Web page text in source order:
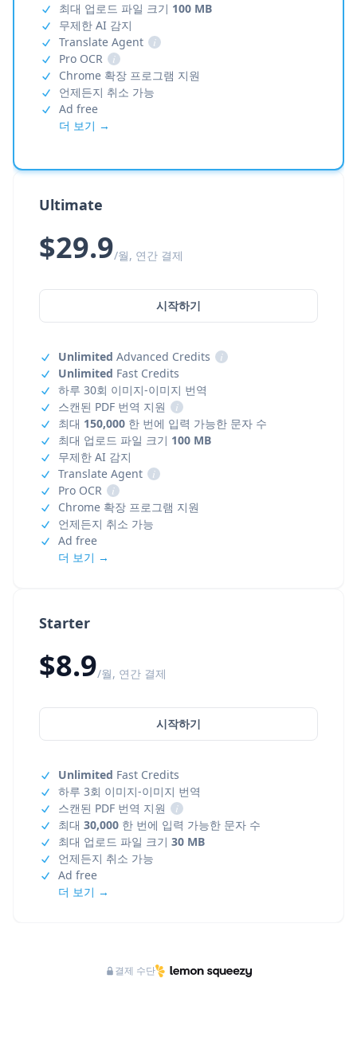
Starter
$8.9/월, 연간 결제
시작하기
Unlimited Fast Credits
하루 3회 이미지-이미지 번역
스캔된 PDF 번역 지원
i
최대 30,000 한 번에 입력 가능한 문자 수
최대 업로드 파일 크기 30 MB
언제든지 취소 가능
Ad free
더 보기 →
최대 업로드 파일 크기 100 MB
무제한 AI 감지
Translate Agent
i
Pro OCR
i
Chrome 확장 프로그램 지원
언제든지 취소 가능
Ad free
더 보기 →
Ultimate
$29.9/월, 연간 결제
시작하기
Unlimited Advanced Credits
i
Unlimited Fast Credits
하루 30회 이미지-이미지 번역
스캔된 PDF 번역 지원
i
최대 150,000 한 번에 입력 가능한 문자 수
최대 업로드 파일 크기 100 MB
무제한 AI 감지
Translate Agent
i
Pro OCR
i
Chrome 확장 프로그램 지원
언제든지 취소 가능
Ad free
더 보기 →
결제 수단